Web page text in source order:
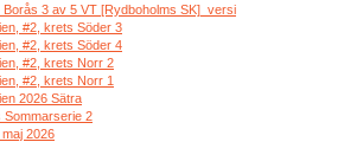
Borås 3 av 5 VT [Rydboholms SK]_versi
#2, krets Söder 3
#2, krets Söder 4
#2, krets Norr 2
#2, krets Norr 1
2026 Sätra
Sommarserie 2
2026